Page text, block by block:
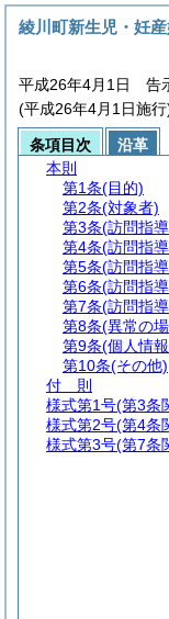
綾川町新生児・妊
平成26年4月1日 告
(平成26年4月1日施行
条項目次
沿革
本則
第1条(目的)
第2条(対象者)
第3条(訪問指
第4条(訪問指
第5条(訪問指
第6条(訪問指
第7条(訪問指
第8条(異常の
第9条(個人情
第10条(その他)
付 則
様式第1号(第3条
様式第2号(第4条
様式第3号(第7条